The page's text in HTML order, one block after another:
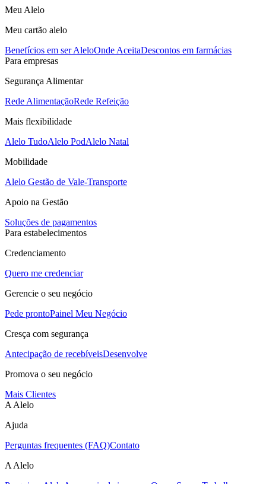
Meu Alelo
Meu cartão alelo
Benefícios em ser AleloOnde AceitaDescontos em farmácias
Para empresas
Segurança Alimentar
Rede AlimentaçãoRede Refeição
Mais flexibilidade
Alelo TudoAlelo PodAlelo Natal
Mobilidade
Alelo Gestão de Vale-Transporte
Apoio na Gestão
Soluções de pagamentos
Para estabelecimentos
Credenciamento
Quero me credenciar
Gerencie o seu negócio
Pede prontoPainel Meu Negócio
Cresça com segurança
Antecipação de recebíveisDesenvolve
Promova o seu negócio
Mais Clientes
A Alelo
Ajuda
Perguntas frequentes (FAQ)Contato
A Alelo